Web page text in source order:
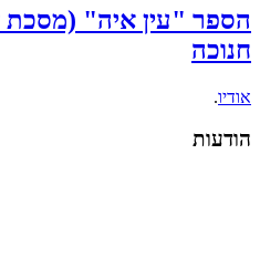
הספר "עין איה"
חנוכה
אודיו.
הודעות